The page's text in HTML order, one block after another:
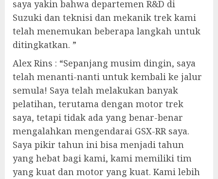
saya yakin bahwa departemen R&D di
Suzuki dan teknisi dan mekanik trek kami
telah menemukan beberapa langkah untuk
ditingkatkan. ”
Alex Rins : “Sepanjang musim dingin, saya
telah menanti-nanti untuk kembali ke jalur
semula! Saya telah melakukan banyak
pelatihan, terutama dengan motor trek
saya, tetapi tidak ada yang benar-benar
mengalahkan mengendarai GSX-RR saya.
Saya pikir tahun ini bisa menjadi tahun
yang hebat bagi kami, kami memiliki tim
yang kuat dan motor yang kuat. Kami lebih